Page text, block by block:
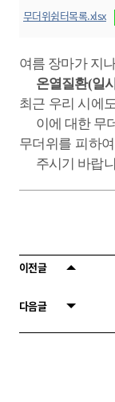
무더위쉼터목록.xlsx
여름 장마가 지
온열질환(일
최근 우리 시에
이에 대한 무
무더위를 피하
주시기 바랍
이전글
다음글